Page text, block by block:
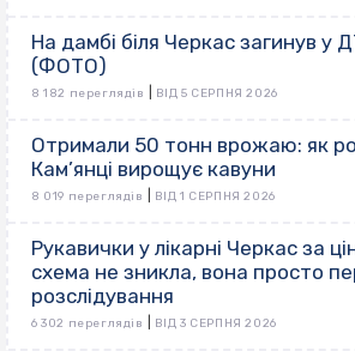
На дамбі біля Черкас загинув у
(ФОТО)
8 182 переглядів ВІД 5 СЕРПНЯ 2026
Отримали 50 тонн врожаю: як
Кам’янці вирощує кавуни
8 019 переглядів ВІД 1 СЕРПНЯ 2026
Рукавички у лікарні Черкас за
схема не зникла, вона просто
розслідування
6 302 переглядів ВІД 3 СЕРПНЯ 2026